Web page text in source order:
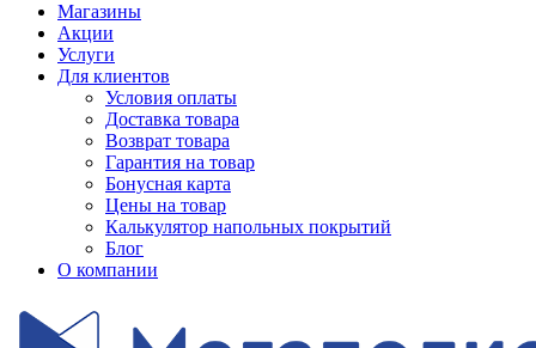
Магазины
Акции
Услуги
Для клиентов
Условия оплаты
Доставка товара
Возврат товара
Гарантия на товар
Бонусная карта
Цены на товар
Калькулятор напольных покрытий
Блог
О компании